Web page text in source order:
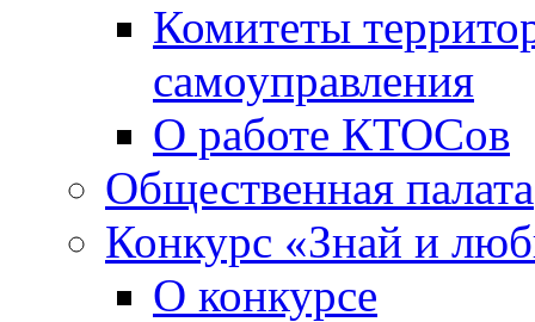
Комитеты
самоуправления
О работе КТОСов
Общественная палата
Конкурс «Знай и
О конкурсе